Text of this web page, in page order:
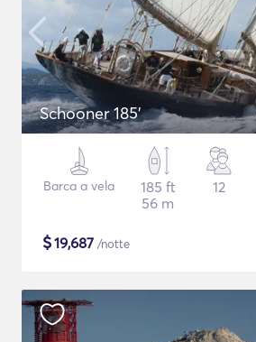
Schooner 185'
Barca a vela
185 ft
56 m
12
$19,687 /notte